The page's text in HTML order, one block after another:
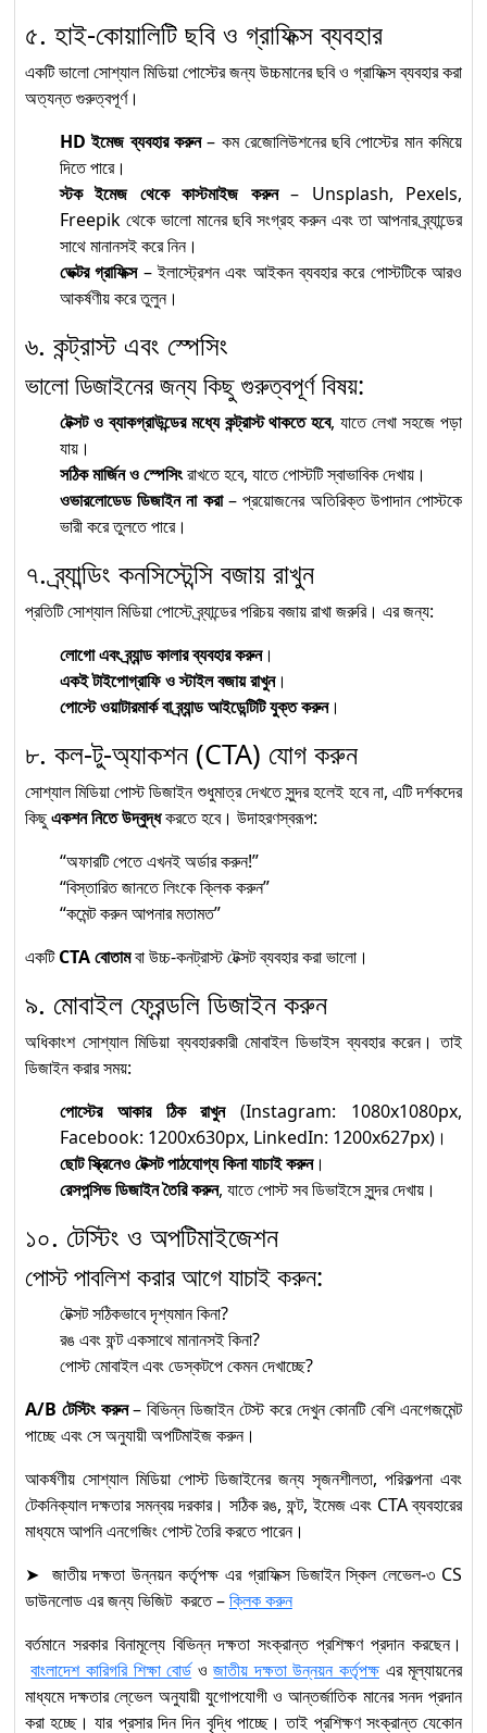
৫. হাই-কোয়ালিটি ছবি ও গ্রাফিক্স ব্যবহার
একটি ভালো সোশ্যাল মিডিয়া পোস্টের জন্য উচ্চমানের ছবি ও গ্রাফিক্স ব্যবহার করা
অত্যন্ত গুরুত্বপূর্ণ।
HD ইমেজ ব্যবহার করুন– কম রেজোলিউশনের ছবি পোস্টের মান কমিয়ে
দিতে পারে।
স্টক ইমেজ থেকে কাস্টমাইজ করুন– Unsplash, Pexels,
Freepik থেকে ভালো মানের ছবি সংগ্রহ করুন এবং তা আপনার ব্র্যান্ডের
সাথে মানানসই করে নিন।
ভেক্টর গ্রাফিক্স– ইলাস্ট্রেশন এবং আইকন ব্যবহার করে পোস্টটিকে আরও
আকর্ষণীয় করে তুলুন।
৬. কন্ট্রাস্ট এবং স্পেসিং
ভালো ডিজাইনের জন্য কিছু গুরুত্বপূর্ণ বিষয়:
টেক্সট ও ব্যাকগ্রাউন্ডের মধ্যে কন্ট্রাস্ট থাকতে হবে, যাতে লেখা সহজে পড়া
যায়।
সঠিক মার্জিন ও স্পেসিংরাখতে হবে, যাতে পোস্টটি স্বাভাবিক দেখায়।
ওভারলোডেড ডিজাইন না করা– প্রয়োজনের অতিরিক্ত উপাদান পোস্টকে
ভারী করে তুলতে পারে।
৭. ব্র্যান্ডিং কনসিস্টেন্সি বজায় রাখুন
প্রতিটি সোশ্যাল মিডিয়া পোস্টে ব্র্যান্ডের পরিচয় বজায় রাখা জরুরি। এর জন্য:
লোগো এবং ব্র্যান্ড কালার ব্যবহার করুন।
একই টাইপোগ্রাফি ও স্টাইল বজায় রাখুন।
পোস্টে ওয়াটারমার্ক বা ব্র্যান্ড আইডেন্টিটি যুক্ত করুন।
৮. কল-টু-অ্যাকশন (CTA) যোগ করুন
সোশ্যাল মিডিয়া পোস্ট ডিজাইন শুধুমাত্র দেখতে সুন্দর হলেই হবে না, এটি দর্শকদের
কিছুএকশন নিতে উদ্বুদ্ধকরতে হবে। উদাহরণস্বরূপ:
“অফারটি পেতে এখনই অর্ডার করুন!”
“বিস্তারিত জানতে লিংকে ক্লিক করুন”
“কমেন্ট করুন আপনার মতামত”
একটিCTA বোতামবা উচ্চ-কনট্রাস্ট টেক্সট ব্যবহার করা ভালো।
৯. মোবাইল ফ্রেন্ডলি ডিজাইন করুন
অধিকাংশ সোশ্যাল মিডিয়া ব্যবহারকারী মোবাইল ডিভাইস ব্যবহার করেন। তাই
ডিজাইন করার সময়:
পোস্টের আকার ঠিক রাখুন(Instagram: 1080x1080px,
Facebook: 1200x630px, LinkedIn: 1200x627px)।
ছোট স্ক্রিনেও টেক্সট পাঠযোগ্য কিনা যাচাই করুন।
রেসপন্সিভ ডিজাইন তৈরি করুন, যাতে পোস্ট সব ডিভাইসে সুন্দর দেখায়।
১০. টেস্টিং ও অপটিমাইজেশন
পোস্ট পাবলিশ করার আগে যাচাই করুন:
টেক্সট সঠিকভাবে দৃশ্যমান কিনা?
রঙ এবং ফন্ট একসাথে মানানসই কিনা?
পোস্ট মোবাইল এবং ডেস্কটপে কেমন দেখাচ্ছে?
A/B টেস্টিং করুন– বিভিন্ন ডিজাইন টেস্ট করে দেখুন কোনটি বেশি এনগেজমেন্ট
পাচ্ছে এবং সে অনুযায়ী অপটিমাইজ করুন।
আকর্ষণীয় সোশ্যাল মিডিয়া পোস্ট ডিজাইনের জন্য সৃজনশীলতা, পরিকল্পনা এবং
টেকনিক্যাল দক্ষতার সমন্বয় দরকার। সঠিক রঙ, ফন্ট, ইমেজ এবং CTA ব্যবহারের
মাধ্যমে আপনি এনগেজিং পোস্ট তৈরি করতে পারেন।
➤ জাতীয় দক্ষতা উন্নয়ন কর্তৃপক্ষ এর গ্রাফিক্স ডিজাইন স্কিল লেভেল-৩ CS
ডাউনলোড এর জন্য ভিজিট করতে –ক্লিক করুন
বর্তমানে সরকার বিনামূল্যে বিভিন্ন দক্ষতা সংক্রান্ত প্রশিক্ষণ প্রদান করছেন।
বাংলাদেশ কারিগরি শিক্ষা বোর্ডওজাতীয় দক্ষতা উন্নয়ন কর্তৃপক্ষএর মূল্যায়নের
মাধ্যমে দক্ষতার লে্ভেল অনুযায়ী যুগোপযোগী ও আন্তর্জাতিক মানের সনদ প্রদান
করা হচ্ছে। যার প্রসার দিন দিন বৃদ্ধি পাচ্ছে। তাই প্রশিক্ষণ সংক্রান্ত যেকোন